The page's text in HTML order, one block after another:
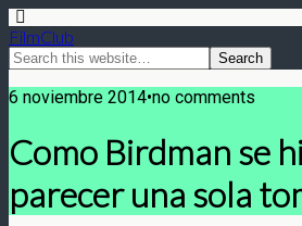
FilmClub
6 noviembre 2014•no comments
Como Birdman se
parecer una sola